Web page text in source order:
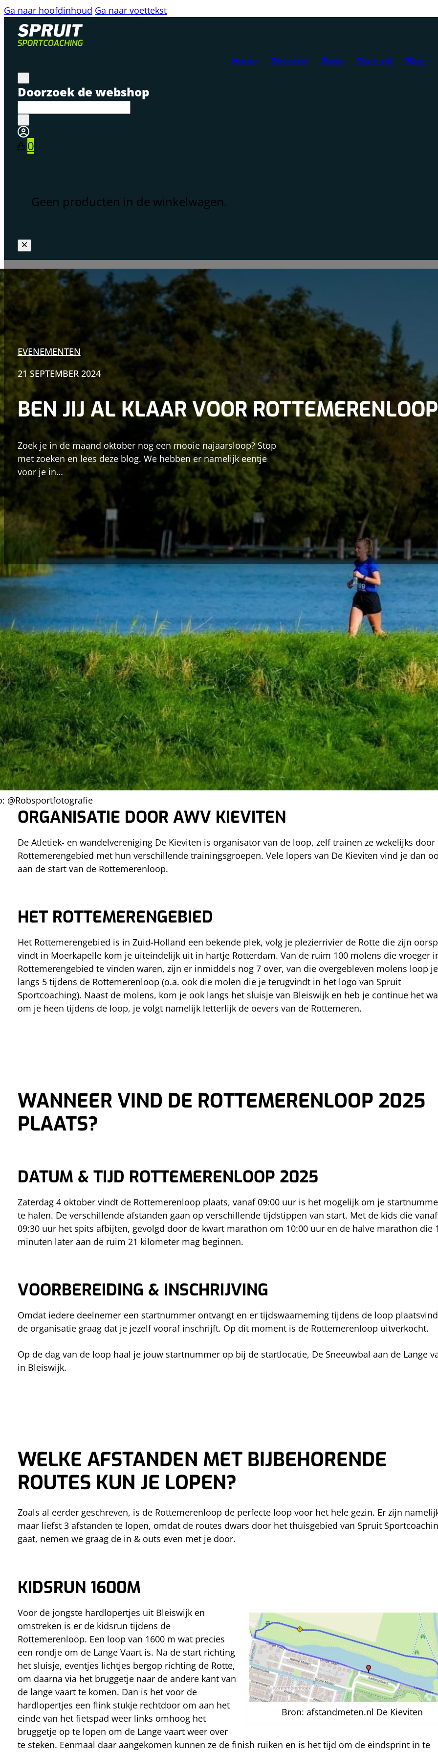
Ga naar hoofdinhoud Ga naar voettekst
Home Diensten Shop Over mij Blog
Doorzoek de webshop
0
Geen producten in de winkelwagen.
@Robsportfotografie
EVENEMENTEN
21 SEPTEMBER 2024
BEN JIJ AL KLAAR VOOR
Zoek je in de maand oktober nog een mooie najaarsloop? Stop
met zoeken en lees deze blog. We hebben er namelijk eentje
voor je in…
Zoek je in de maand oktober nog een mooie najaarsloop? Stop met zoeken en lees deze blog. We
er namelijk eentje voor je in eigen regio, De Rottemerenloop. Een bekende loop hier in de regio staat
binnenkort op de kalender. De Rottemerenloop dwars door het prachtige Rottemeren gebied,
georganiseerd door atletiekvereniging De Kieviten Bleiswijk, die het Rottemeren gebied als vast
trainingsgebied heeft, is het voor de omliggende dorpen een klassieker op de kalender.
WAT IS DE ROTTEMERENLOOP?
De Rottemerenloop is een recreatieve wedstrijd die over verschillende afstanden plaatsvindt,
iedereen in het gezin is wel een geschikte afstand te vinden.
ORGANISATIE DOOR AWV KIEVITEN
De Atletiek- en wandelvereniging De Kieviten is organisator van de loop, zelf trainen ze wekelijks door
Rottemerengebied met hun verschillende trainingsgroepen. Vele lopers van De Kieviten vind je dan
aan de start van de Rottemerenloop.
HET ROTTEMERENGEBIED
Het Rottemerengebied is in Zuid-Holland een bekende plek, volg je plezierrivier de Rotte die zijn
vindt in Moerkapelle kom je uiteindelijk uit in hartje Rotterdam. Van de ruim 100 molens die vroeger
Rottemerengebied te vinden waren, zijn er inmiddels nog 7 over, van die overgebleven molens loop
langs 5 tijdens de Rottemerenloop (o.a. ook die molen die je terugvindt in het logo van Spruit
Sportcoaching). Naast de molens, kom je ook langs het sluisje van Bleiswijk en heb je continue het
om je heen tijdens de loop, je volgt namelijk letterlijk de oevers van de Rottemeren.
WANNEER VIND DE ROTTEMERENLOOP 2025
PLAATS?
DATUM & TIJD ROTTEMERENLOOP 2025
Zaterdag 4 oktober vindt de Rottemerenloop plaats, vanaf 09:00 uur is het mogelijk om je
te halen. De verschillende afstanden gaan op verschillende tijdstippen van start. Met de kids die vanaf
09:30 uur het spits afbijten, gevolgd door de kwart marathon om 10:00 uur en de halve marathon die
minuten later aan de ruim 21 kilometer mag beginnen.
VOORBEREIDING & INSCHRIJVING
Omdat iedere deelnemer een startnummer ontvangt en er tijdswaarneming tijdens de loop
de organisatie graag dat je jezelf vooraf inschrijft. Op dit moment is de Rottemerenloop uitverkocht.
Op de dag van de loop haal je jouw startnummer op bij de startlocatie, De Sneeuwbal aan de Lange
in Bleiswijk.
WELKE AFSTANDEN MET BIJBEHORENDE
ROUTES KUN JE LOPEN?
Zoals al eerder geschreven, is de Rottemerenloop de perfecte loop voor het hele gezin. Er zijn
maar liefst 3 afstanden te lopen, omdat de routes dwars door het thuisgebied van Spruit
gaat, nemen we graag de in & outs even met je door.
KIDSRUN 1600M
Bron: afstandmeten.nl De Kieviten
Voor de jongste hardlopertjes uit Bleiswijk en
omstreken is er de kidsrun tijdens de
Rottemerenloop. Een loop van 1600 m wat precies
een rondje om de Lange Vaart is. Na de start richting
het sluisje, eventjes lichtjes bergop richting de Rotte,
om daarna via het bruggetje naar de andere kant van
de lange vaart te komen. Dan is het voor de
hardlopertjes een flink stukje rechtdoor om aan het
einde van het fietspad weer links omhoog het
bruggetje op te lopen om de Lange vaart weer over
te steken. Eenmaal daar aangekomen kunnen ze de finish ruiken en is het tijd om de eindsprint in te